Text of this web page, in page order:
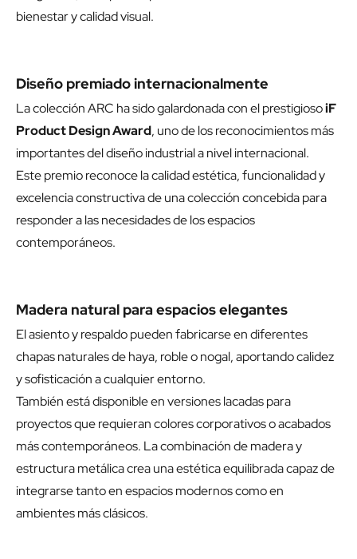
bienestar y calidad visual.
Diseño premiado internacionalmente
La colección ARC ha sido galardonada con el prestigiosoiF
Product Design Award, uno de los reconocimientos más
importantes del diseño industrial a nivel internacional.
Este premio reconoce la calidad estética, funcionalidad y
excelencia constructiva de una colección concebida para
responder a las necesidades de los espacios
contemporáneos.
Madera natural para espacios elegantes
El asiento y respaldo pueden fabricarse en diferentes
chapas naturales de haya, roble o nogal, aportando calidez
y sofisticación a cualquier entorno.
También está disponible en versiones lacadas para
proyectos que requieran colores corporativos o acabados
más contemporáneos. La combinación de madera y
estructura metálica crea una estética equilibrada capaz de
integrarse tanto en espacios modernos como en
ambientes más clásicos.